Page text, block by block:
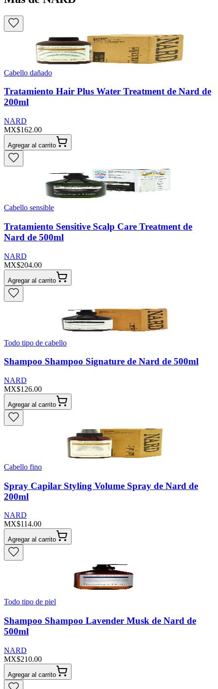
Cabello dañado
Tratamiento Hair Plus Water Treatment de Nard de
200ml
NARD
MX$162.00
Agregar al carrito
Cabello sensible
Tratamiento Sensitive Scalp Care Treatment de
Nard de 500ml
NARD
MX$204.00
Agregar al carrito
Todo tipo de cabello
Shampoo Shampoo Signature de Nard de 500ml
NARD
MX$126.00
Agregar al carrito
Cabello fino
Spray Capilar Styling Volume Spray de Nard de
200ml
NARD
MX$114.00
Agregar al carrito
Todo tipo de piel
Shampoo Shampoo Lavender Musk de Nard de
500ml
NARD
MX$210.00
Agregar al carrito